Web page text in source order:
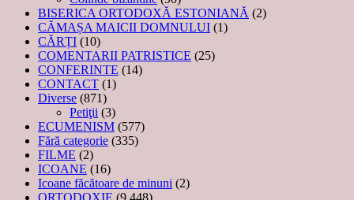
BISERICA ORTODOXĂ ESTONIANĂ (2)
CĂMAȘA MAICII DOMNULUI (1)
CĂRȚI (10)
COMENTARII PATRISTICE (25)
CONFERINTE (14)
CONTACT (1)
Diverse (871)
Petiţii (3)
ECUMENISM (577)
Fără categorie (335)
FILME (2)
ICOANE (16)
Icoane făcătoare de minuni (2)
ORTODOXIE (9.448)